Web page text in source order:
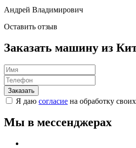
Андрей Владимирович
Оставить отзыв
Заказать машину из
Я даю согласие на обработку своих
Мы в мессенджерах